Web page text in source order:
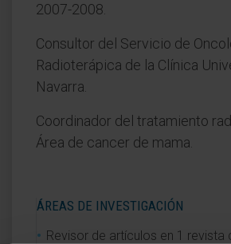
2007-2008.
Consultor del Servicio de
Radioterápica de la Clínica
Navarra.
Coordinador del tratamiento
Área de cancer de mama.
ÁREAS DE INVESTIGACIÓN
Revisor de artículos en 1 revista